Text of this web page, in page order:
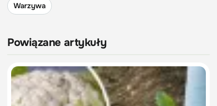
Warzywa
Powiązane artykuły